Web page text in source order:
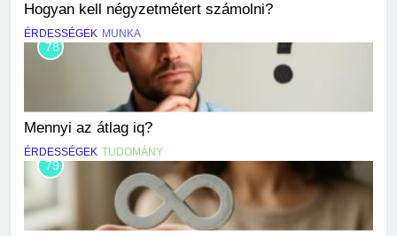
Hogyan kell négyzetmétert számolni?
ÉRDESSÉGEK MUNKA
78
Mennyi az átlag iq?
ÉRDESSÉGEK TUDOMÁNY
79